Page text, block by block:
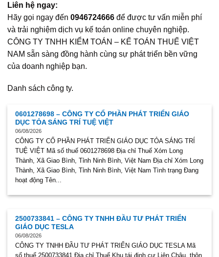
Liên hệ ngay:
Hãy gọi ngay đến 0946724666 để được tư vấn miễn phí
và trải nghiệm dịch vụ kế toán online chuyên nghiệp.
CÔNG TY TNHH KIỂM TOÁN – KẾ TOÁN THUẾ VIỆT
NAM sẵn sàng đồng hành cùng sự phát triển bền vững
của doanh nghiệp bạn.
Danh sách công ty.
0601278698 – CÔNG TY CỔ PHẦN PHÁT TRIỂN GIÁO
DỤC TỎA SÁNG TRÍ TUỆ VIỆT
06/08/2026
CÔNG TY CỔ PHẦN PHÁT TRIỂN GIÁO DỤC TỎA SÁNG TRÍ
TUỆ VIỆT Mã số thuế 0601278698 Địa chỉ Thuế Xóm Long
Thành, Xã Giao Bình, Tỉnh Ninh Bình, Việt Nam Địa chỉ Xóm Long
Thành, Xã Giao Bình, Tỉnh Ninh Bình, Việt Nam Tình trạng Đang
hoạt động Tên...
2500733841 – CÔNG TY TNHH ĐẦU TƯ PHÁT TRIỂN
GIÁO DỤC TESLA
06/08/2026
CÔNG TY TNHH ĐẦU TƯ PHÁT TRIỂN GIÁO DỤC TESLA Mã
số thuế 2500733841 Địa chỉ Thuế Khu tái định cư Liên Châu, thôn